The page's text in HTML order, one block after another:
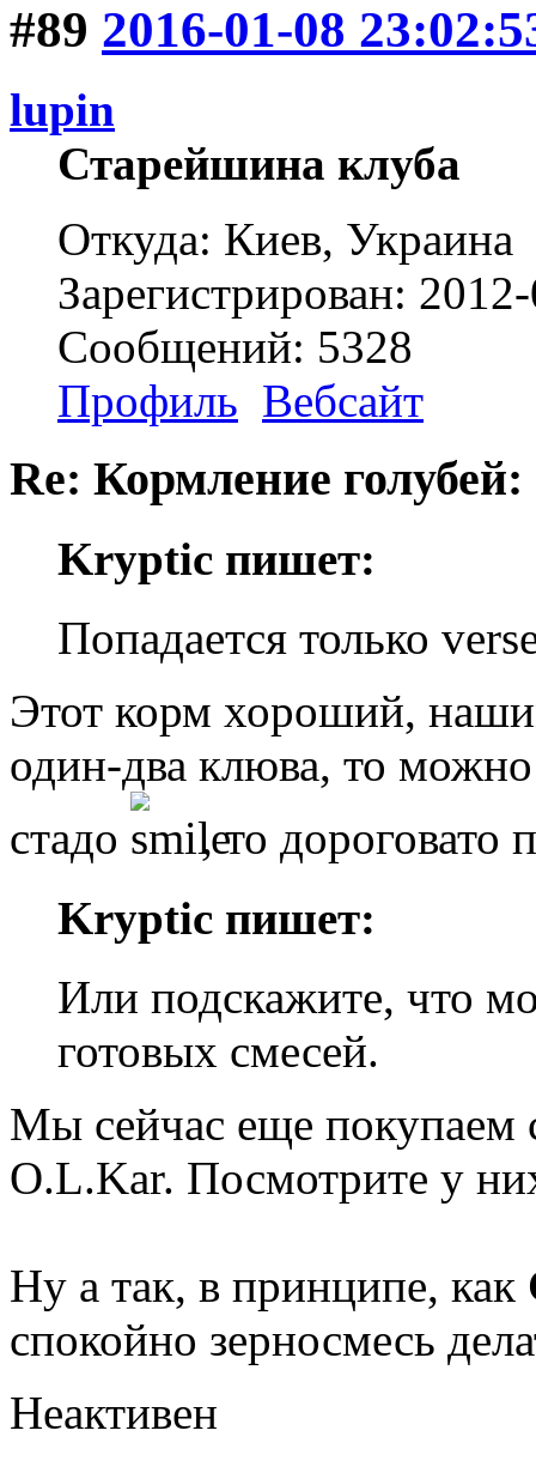
#89 2016-01-08
lupin
Старейшина клуба
Откуда: Киев, Украина
Зарегистрирован:
Сообщений: 5328
Профиль Вебсайт
Re: Кормление
Kryptic пишет:
Попадается только
Этот корм хороший,
один-два клюва, то можно
стадо
, то дороговато
Kryptic пишет:
Или подскажите, что
готовых смесей.
Мы сейчас еще покупаем
O.L.Kar. Посмотрите у
Ну а так, в принципе, как
спокойно зерносмесь
Неактивен